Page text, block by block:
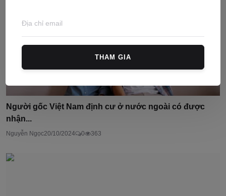
Người gốc Việt Nam định cư ở nước ngoài có được
nhận...
Nguyễn Ngọc20/10/2024 0 363
THAM GIA